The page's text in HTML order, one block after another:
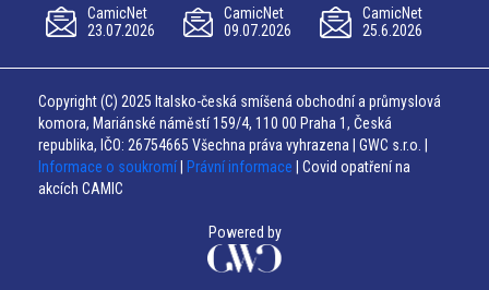
CamicNet
23.07.2026
CamicNet
09.07.2026
CamicNet
25.6.2026
Copyright (C) 2025 Italsko-česká smíšená obchodní a průmyslová
komora, Mariánské náměstí 159/4, 110 00 Praha 1, Česká
republika, IČO: 26754665 Všechna práva vyhrazena | GWC s.r.o. |
Informace o soukromí
Právní informace | Covid opatření na
akcích CAMIC
Powered by